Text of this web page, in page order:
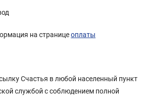
на страницеоплаты
Счастья в любой населенный пункт
службой с соблюдением полной